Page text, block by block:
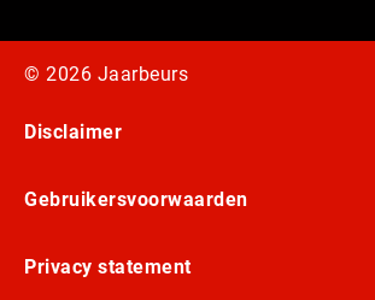
© 2026 Jaarbeurs
Disclaimer
Gebruikersvoorwaarden
Privacy statement